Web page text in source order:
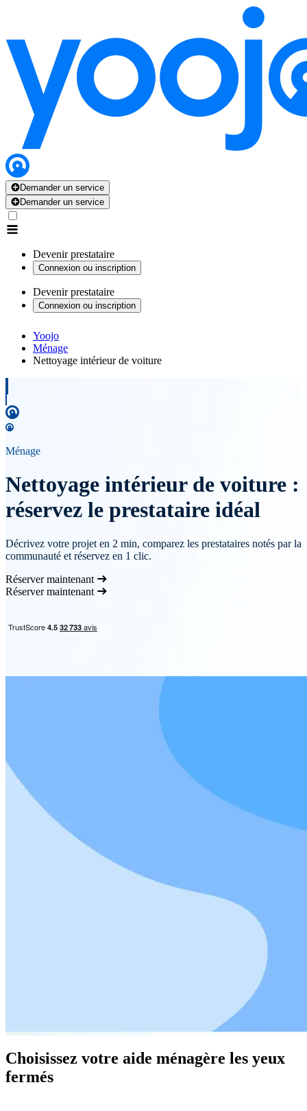
Demander un service
Demander un service
Devenir prestataire
Connexion ou inscription
Devenir prestataire
Connexion ou inscription
Yoojo
Ménage
Nettoyage intérieur de voiture
Ménage
Nettoyage intérieur de voiture :
réservez le prestataire idéal
Décrivez votre projet en 2 min, comparez les prestataires notés par la
communauté et réservez en 1 clic.
Réserver maintenant
Réserver maintenant
Choisissez votre aide ménagère les yeux
fermés